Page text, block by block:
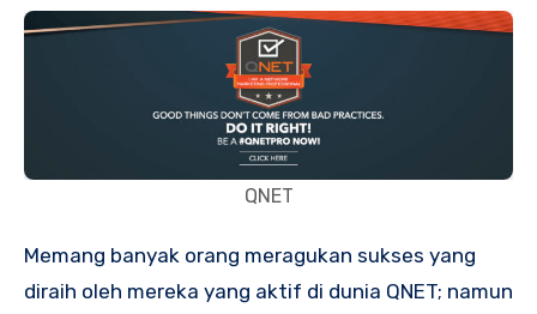
QNET
Memang banyak orang meragukan sukses yang
diraih oleh mereka yang aktif di dunia QNET; namun